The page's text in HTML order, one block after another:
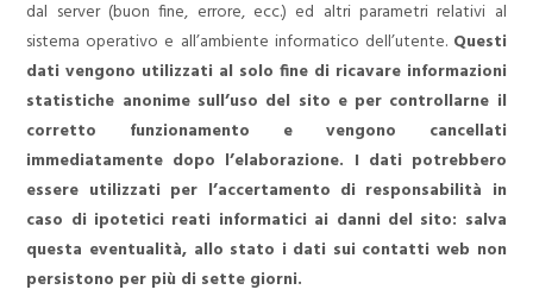
dal server (buon fine, errore, ecc.) ed altri parametri relativi al
sistema operativo e all’ambiente informatico dell’utente. Questi
dati vengono utilizzati al solo fine di ricavare informazioni
statistiche anonime sull’uso del sito e per controllarne il
corretto funzionamento e vengono cancellati
immediatamente dopo l’elaborazione. I dati potrebbero
essere utilizzati per l’accertamento di responsabilità in
caso di ipotetici reati informatici ai danni del sito: salva
questa eventualità, allo stato i dati sui contatti web non
persistono per più di sette giorni.